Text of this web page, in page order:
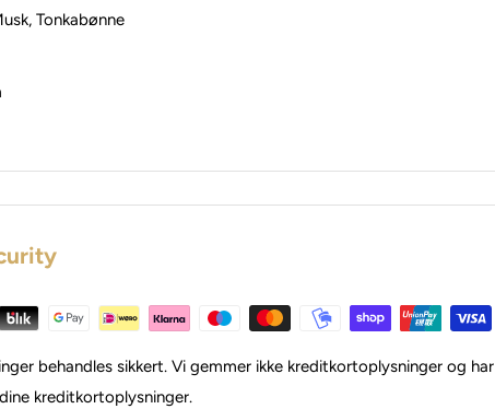
Tonkabønne
behandles sikkert. Vi gemmer ikke kreditkortoplysninger og har
kreditkortoplysninger.